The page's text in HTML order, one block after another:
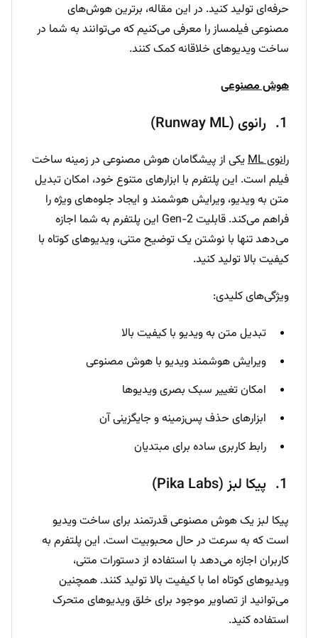
حرفه‌ای تولید کنید. در این مقاله، برترین هوش‌های
مصنوعی فیلمساز را معرفی می‌کنیم که می‌توانند به شما در
ساخت ویدیوهای خلاقانه کمک کنند.
هوش مصنوعی
رانوی (Runway ML)
رانوی ML
یکی از پیشگامان هوش مصنوعی در زمینه ساخت
فیلم است. این پلتفرم با ابزارهای متنوع خود، امکان تبدیل
متن به ویدیو، ویرایش هوشمند و ایجاد جلوه‌های ویژه را
فراهم می‌کند. قابلیت Gen-2 این پلتفرم به شما اجازه
می‌دهد تنها با نوشتن یک توضیح متنی، ویدیوهای کوتاه با
کیفیت بالا تولید کنید.
ویژگی‌های کلیدی:
تبدیل متن به ویدیو با کیفیت بالا
ویرایش هوشمند ویدیو با هوش مصنوعی
امکان تغییر سبک بصری ویدیوها
ابزارهای حذف پس‌زمینه و جایگزینی آن
رابط کاربری ساده برای مبتدیان
پیکا لبز (Pika Labs)
پیکا لبز یک هوش مصنوعی قدرتمند برای ساخت ویدیو
است که به سرعت در حال محبوبیت است. این پلتفرم به
کاربران اجازه می‌دهد با استفاده از دستورات متنی،
ویدیوهای کوتاه اما با کیفیت بالا تولید کنند. همچنین
می‌توانید از تصاویر موجود برای خلق ویدیوهای متحرک
استفاده کنید.